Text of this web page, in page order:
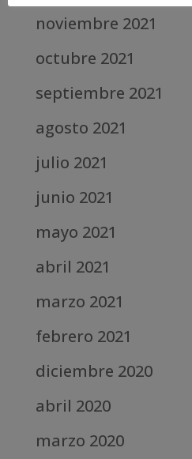
noviembre 2021
octubre 2021
septiembre 2021
agosto 2021
julio 2021
junio 2021
mayo 2021
abril 2021
marzo 2021
febrero 2021
diciembre 2020
abril 2020
marzo 2020